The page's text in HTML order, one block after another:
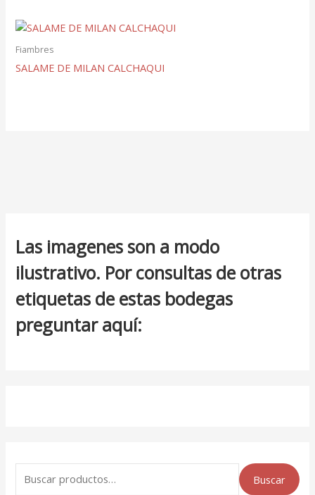
Las imagenes son a modo
ilustrativo. Por consultas de otras
etiquetas de estas bodegas
preguntar aquí:
Buscar
Fiambres
SALAME DE MILAN CALCHAQUI